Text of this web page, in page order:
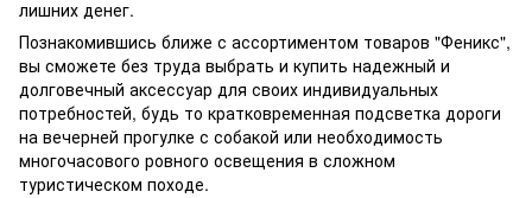
лишних денег.
Познакомившись ближе с ассортиментом товаров "Феникс",
вы сможете без труда выбрать и купить надежный и
долговечный аксессуар для своих индивидуальных
потребностей, будь то кратковременная подсветка дороги
на вечерней прогулке с собакой или необходимость
многочасового ровного освещения в сложном
туристическом походе.